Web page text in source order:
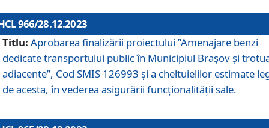
966/28.12.2023
Titlu: Aprobarea finalizării proiectului ”Amenajare benzi
dedicate transportului public în Municipiul Brașov şi
adiacente”, Cod SMIS 126993 și a cheltuielilor estimate
de acesta, în vederea asigurării funcționalității sale.